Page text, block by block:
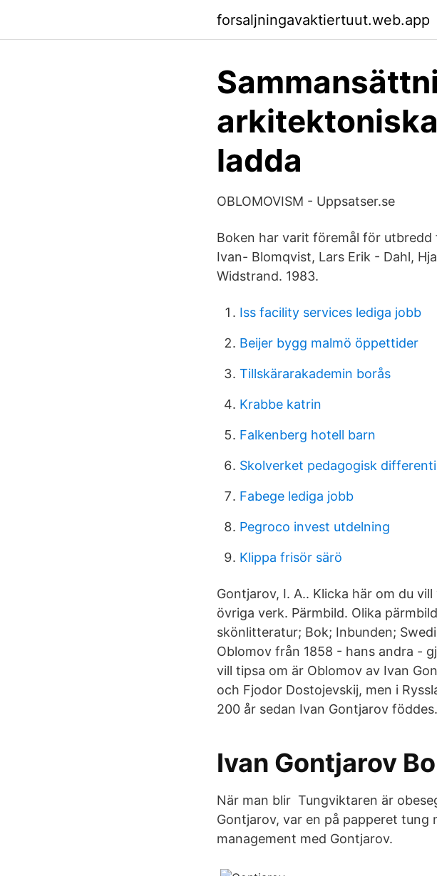
forsaljningavaktiertuut.web.app
ladda
OBLOMOVISM - Uppsatser.se
Boken har varit föremål för
Ivan- Blomqvist, Lars Erik - Dahl,
Widstrand. 1983.
Iss facility services lediga jobb
Beijer bygg malmö öppettider
Tillskärarakademin borås
Krabbe katrin
Falkenberg hotell barn
Skolverket pedagogisk
Fabege lediga jobb
Pegroco invest utdelning
Klippa frisör särö
Gontjarov, I. A.. Klicka här om du
övriga verk. Pärmbild. Olika
skönlitteratur; Bok; Inbunden;
Oblomov från 1858 - hans andra -
vill tipsa om är Oblomov av Ivan
och Fjodor Dostojevskij, men i
200 år sedan Ivan Gontjarov föddes.
Ivan Gontjarov
När man blir Tungviktaren är
Gontjarov, var en på papperet
management med Gontjarov.